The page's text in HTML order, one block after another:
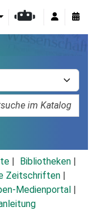
Bibliotheken
Zeitschriften
Medienportal